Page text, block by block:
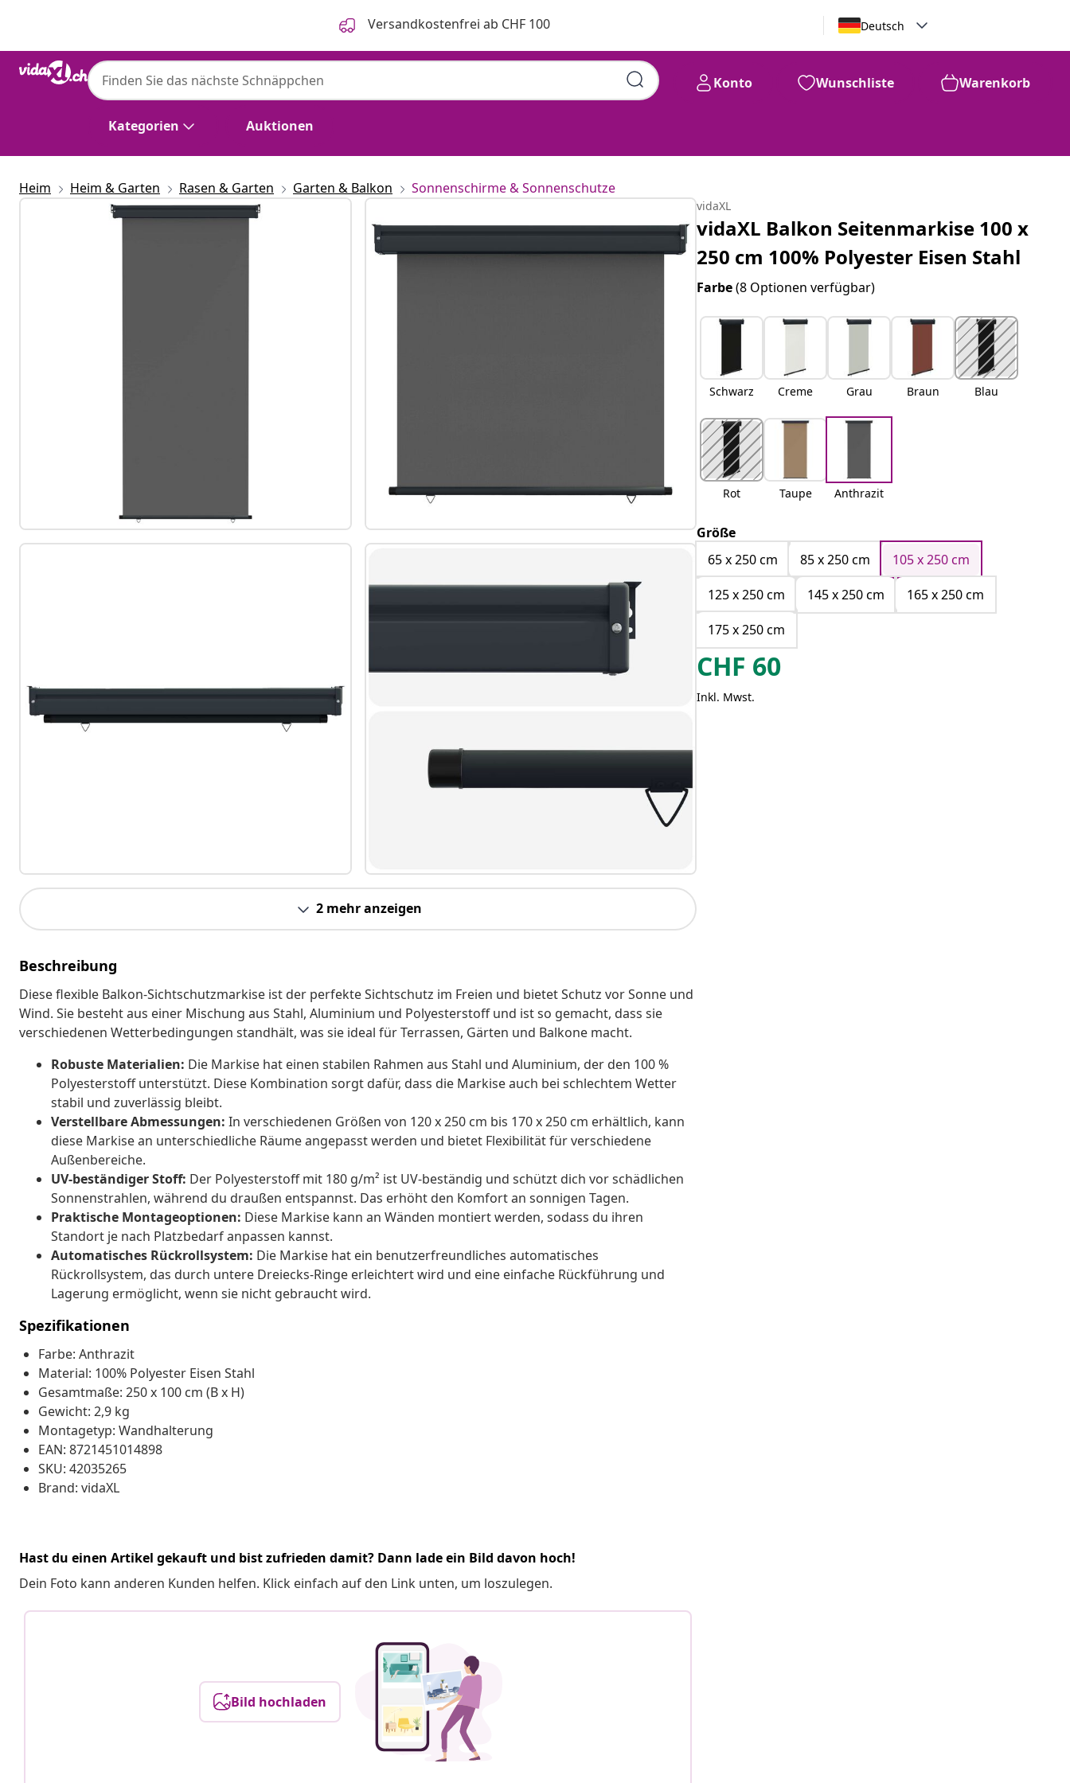
Versandkostenfrei ab CHF 100 Deutsch
Kategorien Auktionen
Konto Wunschliste Warenkorb
Heim Heim & Garten Rasen & Garten Garten & Balkon Sonnenschirme & Sonnenschutze
2 mehr anzeigen
Beschreibung
Diese flexible Balkon-Sichtschutzmarkise ist der perfekte Sichtschutz im Freien und bietet Schutz vor Sonne und
Wind. Sie besteht aus einer Mischung aus Stahl, Aluminium und Polyesterstoff und ist so gemacht, dass sie
verschiedenen Wetterbedingungen standhält, was sie ideal für Terrassen, Gärten und Balkone macht.
Robuste Materialien: Die Markise hat einen stabilen Rahmen aus Stahl und Aluminium, der den 100 %
Polyesterstoff unterstützt. Diese Kombination sorgt dafür, dass die Markise auch bei schlechtem Wetter
stabil und zuverlässig bleibt.
Verstellbare Abmessungen: In verschiedenen Größen von 120 x 250 cm bis 170 x 250 cm erhältlich, kann
diese Markise an unterschiedliche Räume angepasst werden und bietet Flexibilität für verschiedene
Außenbereiche.
UV-beständiger Stoff: Der Polyesterstoff mit 180 g/m² ist UV-beständig und schützt dich vor schädlichen
Sonnenstrahlen, während du draußen entspannst. Das erhöht den Komfort an sonnigen Tagen.
Praktische Montageoptionen: Diese Markise kann an Wänden montiert werden, sodass du ihren
Standort je nach Platzbedarf anpassen kannst.
Automatisches Rückrollsystem: Die Markise hat ein benutzerfreundliches automatisches
Rückrollsystem, das durch untere Dreiecks-Ringe erleichtert wird und eine einfache Rückführung und
Lagerung ermöglicht, wenn sie nicht gebraucht wird.
Spezifikationen
Farbe: Anthrazit
Material: 100% Polyester Eisen Stahl
Gesamtmaße: 250 x 100 cm (B x H)
Gewicht: 2,9 kg
Montagetyp: Wandhalterung
EAN: 8721451014898
SKU: 42035265
Brand: vidaXL
Hast du einen Artikel gekauft und bist zufrieden damit? Dann lade ein Bild davon hoch!
Dein Foto kann anderen Kunden helfen. Klick einfach auf den Link unten, um loszulegen.
Bild hochladen
vidaXL
vidaXL Balkon Seitenmarkise 100 x
250 cm 100% Polyester Eisen Stahl
Farbe(8 Optionen verfügbar)
Schwarz Creme Grau Braun Blau
Rot Taupe Anthrazit
Größe
65 x 250 cm
85 x 250 cm
105 x 250 cm
125 x 250 cm
145 x 250 cm
165 x 250 cm
175 x 250 cm
CHF 60
Inkl. Mwst.